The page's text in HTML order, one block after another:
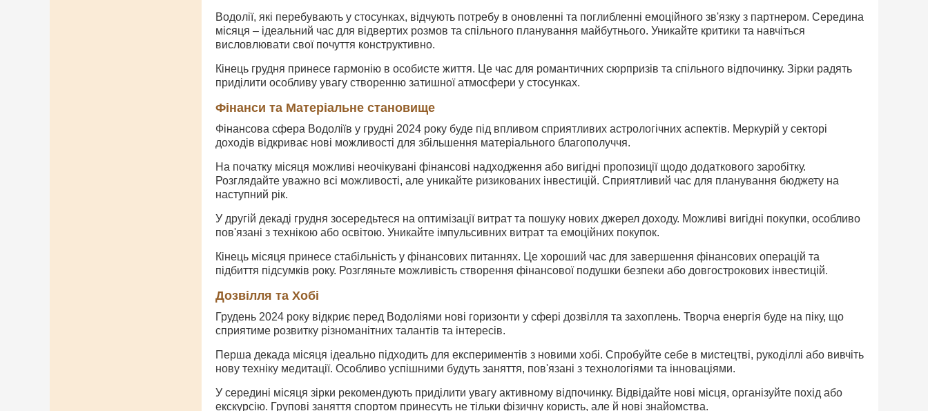
Водолії, які перебувають у стосунках, відчують потребу в оновленні та поглибленні емоційного зв'язку з партнером. Середина
місяця – ідеальний час для відвертих розмов та спільного планування майбутнього. Уникайте критики та навчіться
висловлювати свої почуття конструктивно.
Кінець грудня принесе гармонію в особисте життя. Це час для романтичних сюрпризів та спільного відпочинку. Зірки радять
приділити особливу увагу створенню затишної атмосфери у стосунках.
Фінанси та Матеріальне становище
Фінансова сфера Водоліїв у грудні 2024 року буде під впливом сприятливих астрологічних аспектів. Меркурій у секторі
доходів відкриває нові можливості для збільшення матеріального благополуччя.
На початку місяця можливі неочікувані фінансові надходження або вигідні пропозиції щодо додаткового заробітку.
Розглядайте уважно всі можливості, але уникайте ризикованих інвестицій. Сприятливий час для планування бюджету на
наступний рік.
У другій декаді грудня зосередьтеся на оптимізації витрат та пошуку нових джерел доходу. Можливі вигідні покупки, особливо
пов'язані з технікою або освітою. Уникайте імпульсивних витрат та емоційних покупок.
Кінець місяця принесе стабільність у фінансових питаннях. Це хороший час для завершення фінансових операцій та
підбиття підсумків року. Розгляньте можливість створення фінансової подушки безпеки або довгострокових інвестицій.
Дозвілля та Хобі
Грудень 2024 року відкриє перед Водоліями нові горизонти у сфері дозвілля та захоплень. Творча енергія буде на піку, що
сприятиме розвитку різноманітних талантів та інтересів.
Перша декада місяця ідеально підходить для експериментів з новими хобі. Спробуйте себе в мистецтві, рукоділлі або вивчіть
нову техніку медитації. Особливо успішними будуть заняття, пов'язані з технологіями та інноваціями.
У середині місяця зірки рекомендують приділити увагу активному відпочинку. Відвідайте нові місця, організуйте похід або
екскурсію. Групові заняття спортом принесуть не тільки фізичну користь, але й нові знайомства.